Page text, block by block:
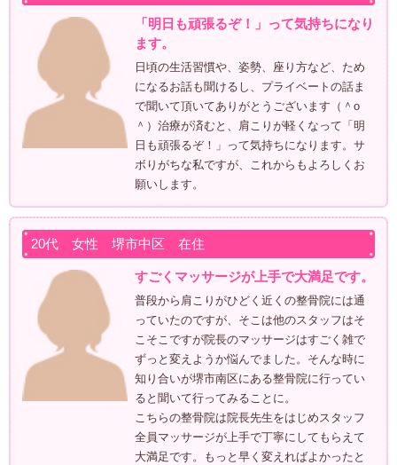
「明日も頑張るぞ！」って気持ちになり
ます。
日頃の生活習慣や、姿勢、座り方など、ため
になるお話も聞けるし、 プライベートの話ま
で聞いて頂いてありがとうございます（＾o
＾）治療が済むと、肩こりが軽くなって「明
日も頑張るぞ！」って気持ちになります。サ
ボりがちな私ですが、これからもよろしくお
願いします。
20代 女性 堺市中区 在住
すごくマッサージが上手で大満足です。
普段から肩こりがひどく近くの整骨院には通
っていたのですが、そこは他のスタッフはそ
こそこですが院長のマッサージはすごく雑で
ずっと変えようか悩んでました。そんな時に
知り合いが堺市南区にある整骨院に行ってい
ると聞いて行ってみることに。
こちらの整骨院は院長先生をはじめスタッフ
全員マッサージが上手で丁寧にしてもらえて
大満足です。もっと早く変えればよかったと